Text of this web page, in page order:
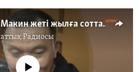
Суретші Дәурен Макин жеті жылға сотталды
Радиосы
source currently available